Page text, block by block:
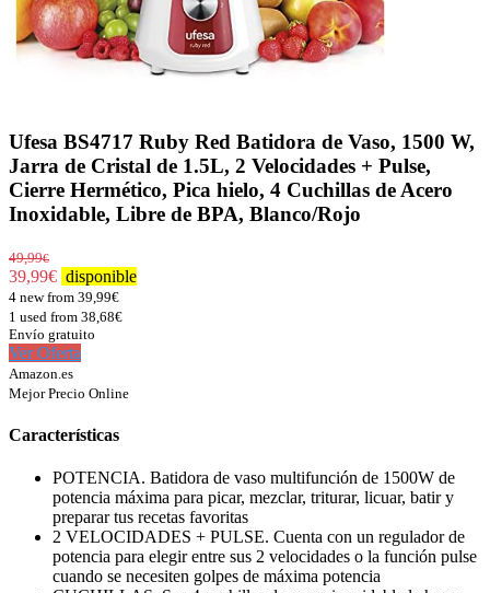
Ufesa BS4717 Ruby Red Batidora de Vaso, 1500 W,
Jarra de Cristal de 1.5L, 2 Velocidades + Pulse,
Cierre Hermético, Pica hielo, 4 Cuchillas de Acero
Inoxidable, Libre de BPA, Blanco/Rojo
49,99€
39,99€ disponible
4 new from 39,99€
1 used from 38,68€
Envío gratuito
Ver Oferta
Amazon.es
Mejor Precio Online
Características
POTENCIA. Batidora de vaso multifunción de 1500W de
potencia máxima para picar, mezclar, triturar, licuar, batir y
preparar tus recetas favoritas
2 VELOCIDADES + PULSE. Cuenta con un regulador de
potencia para elegir entre sus 2 velocidades o la función pulse
cuando se necesiten golpes de máxima potencia